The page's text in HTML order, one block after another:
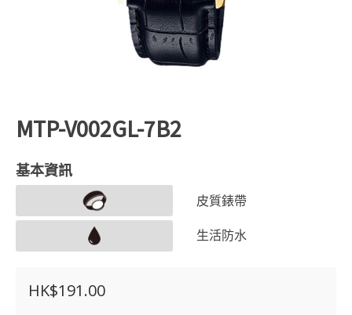
MTP-V002GL-7B2
基本資訊
皮質錶帶
生活防水
HK$191.00